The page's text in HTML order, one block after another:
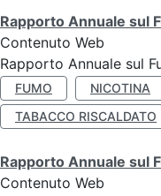
Rapporto Annuale sul
Contenuto Web
Rapporto Annuale sul
FUMO NICOTINA
TABACCO RISCALDATO
Rapporto Annuale sul
Contenuto Web